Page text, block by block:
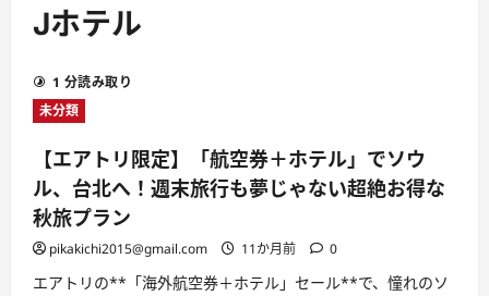
ー
Jホテル
1 分読み取り
未分類
【エアトリ限定】「航空券＋ホテル」でソウ
ル、台北へ！週末旅行も夢じゃない超絶お得な
秋旅プラン
pikakichi2015@gmail.com 11か月前 0
エアトリの**「海外航空券＋ホテル」セール**で、憧れのソ